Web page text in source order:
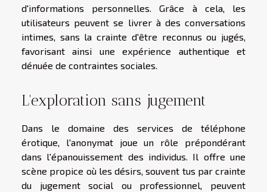
d'informations personnelles. Grâce à cela, les
utilisateurs peuvent se livrer à des conversations
intimes, sans la crainte d'être reconnus ou jugés,
favorisant ainsi une expérience authentique et
dénuée de contraintes sociales.
L'exploration sans jugement
Dans le domaine des services de téléphone
érotique, l'anonymat joue un rôle prépondérant
dans l'épanouissement des individus. Il offre une
scène propice où les désirs, souvent tus par crainte
du jugement social ou professionnel, peuvent